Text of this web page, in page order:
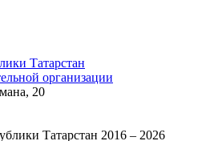
Татарстан
организации
20
Татарстан 2016 – 2026